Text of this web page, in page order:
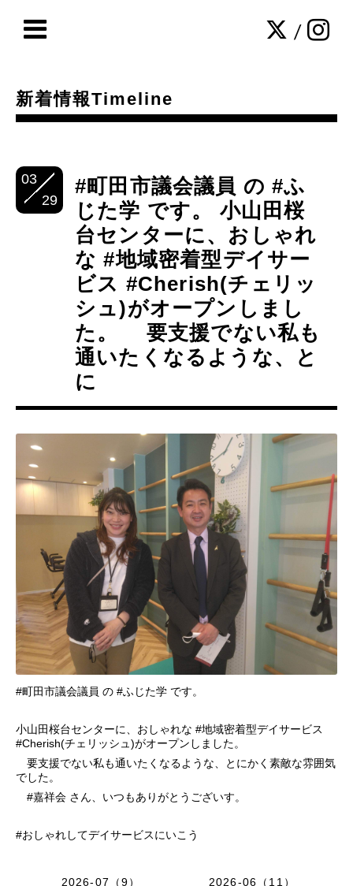
/
新着情報Timeline
03
29
#町田市議会議員 の #ふ
じた学 です。 小山田桜
台センターに、おしゃれ
な #地域密着型デイサー
ビス #Cherish(チェリッ
シュ)がオープンしまし
た。 要支援でない私も
通いたくなるような、と
に
#町田市議会議員 の #ふじた学 です。
小山田桜台センターに、おしゃれな #地域密着型デイサービス
#Cherish(チェリッシュ)がオープンしました。
要支援でない私も通いたくなるような、とにかく素敵な雰囲気
でした。
#嘉祥会 さん、いつもありがとうございす。
#おしゃれしてデイサービスにいこう
2026-07（9）
2026-06（11）